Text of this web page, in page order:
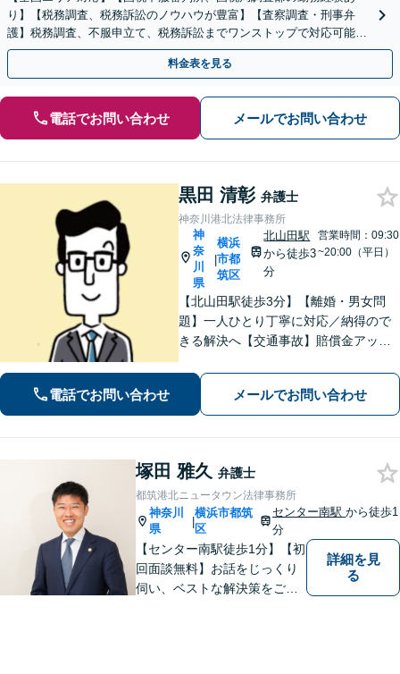
り】【税務調査、税務訴訟のノウハウが豊富】【査察調査・刑事弁
護】税務調査、不服申立て、税務訴訟までワンストップで対応可能！
事業承継にも対応【休日・夜間相談可】
料金表を見る
電話でお問い合わせ メールでお問い合わせ
黒田 清彰 弁護士
神奈川港北法律事務所
神
奈
川
県
|
横浜
市都
筑区
北山田駅
から徒歩3
分
営業時間：09:30
~20:00（平日）
【北山田駅徒歩3分】【離婚・男女問
題】一人ひとり丁寧に対応／納得ので
きる解決へ【交通事故】賠償金アップ
手続きはお任せ【借金・債務整理】手
続きはもちろん、再発防止策や今後の
生活のフォローも行います。
電話でお問い合わせ メールでお問い合わせ
塚田 雅久 弁護士
都筑港北ニュータウン法律事務所
神奈川
県
|
横浜市都筑
区
センター南駅から徒歩1
分
【センター南駅徒歩1分】【初
回面談無料】お話をじっくり
伺い、ベストな解決策をご一
詳細を見
る